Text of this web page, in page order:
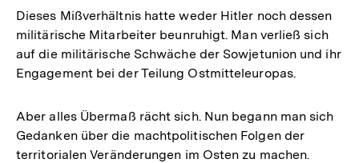
Fußnote
Dieses Mißverhältnis hatte weder Hitler noch dessen
militärische Mitarbeiter beunruhigt. Man verließ sich
auf die militärische Schwäche der Sowjetunion und ihr
Engagement bei der Teilung Ostmitteleuropas.
Aber alles Übermaß rächt sich. Nun begann man sich
Gedanken über die machtpolitischen Folgen der
territorialen Veränderungen im Osten zu machen.